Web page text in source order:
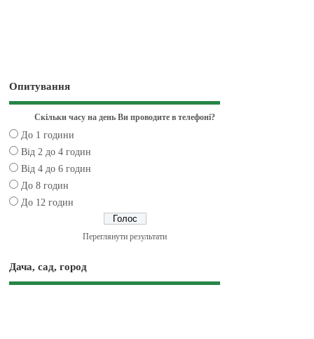
Опитування
Скільки часу на день Ви проводите в телефоні?
До 1 години
Від 2 до 4 годин
Від 4 до 6 годин
До 8 годин
До 12 годин
Переглянути результати
Дача, сад, город